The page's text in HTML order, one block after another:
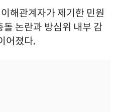
해관계자가 제기한 민원
논란과 방심위 내부 감
어졌다.